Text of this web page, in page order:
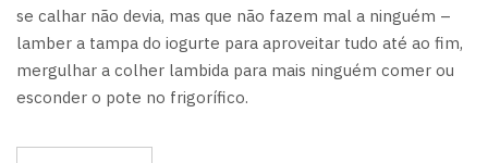
se calhar não devia, mas que não fazem mal a ninguém –
lamber a tampa do iogurte para aproveitar tudo até ao fim,
mergulhar a colher lambida para mais ninguém comer ou
esconder o pote no frigorífico.